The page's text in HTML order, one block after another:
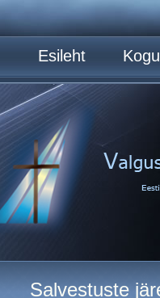
Esileht
Salvestuste